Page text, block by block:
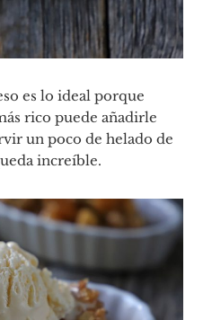
es lo ideal porque
rico puede añadirle
un poco de helado de
increíble.